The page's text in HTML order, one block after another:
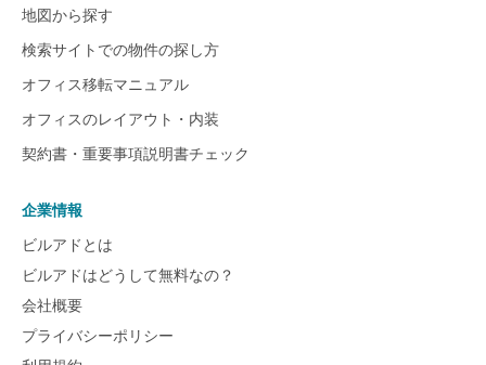
地図から探す
検索サイトでの物件の探し方
オフィス移転マニュアル
オフィスのレイアウト・内装
契約書・重要事項説明書チェック
企業情報
ビルアドとは
ビルアドはどうして無料なの？
会社概要
プライバシーポリシー